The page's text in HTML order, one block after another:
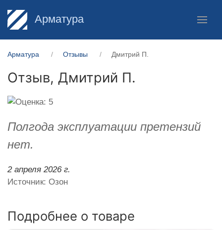
Арматура
Арматура Отзывы Дмитрий П.
Отзыв, Дмитрий П.
Полгода эксплуатации претензий
нет.
2 апреля 2026 г.
Источник: Озон
Подробнее о товаре